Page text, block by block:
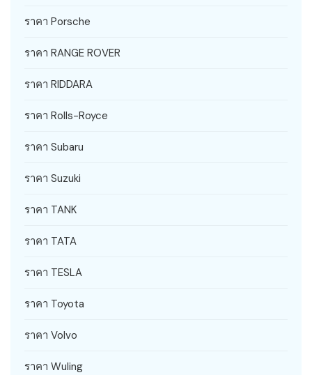
ราคา Porsche
ราคา RANGE ROVER
ราคา RIDDARA
ราคา Rolls-Royce
ราคา Subaru
ราคา Suzuki
ราคา TANK
ราคา TATA
ราคา TESLA
ราคา Toyota
ราคา Volvo
ราคา Wuling